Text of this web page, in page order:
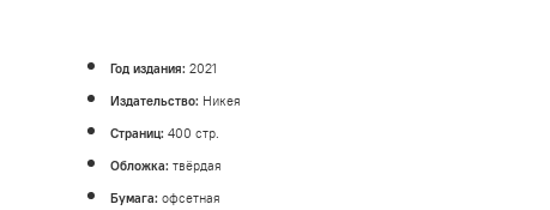
Год издания: 2021
Издательство: Никея
Страниц: 400 стр.
Обложка: твёрдая
Бумага: офсетная